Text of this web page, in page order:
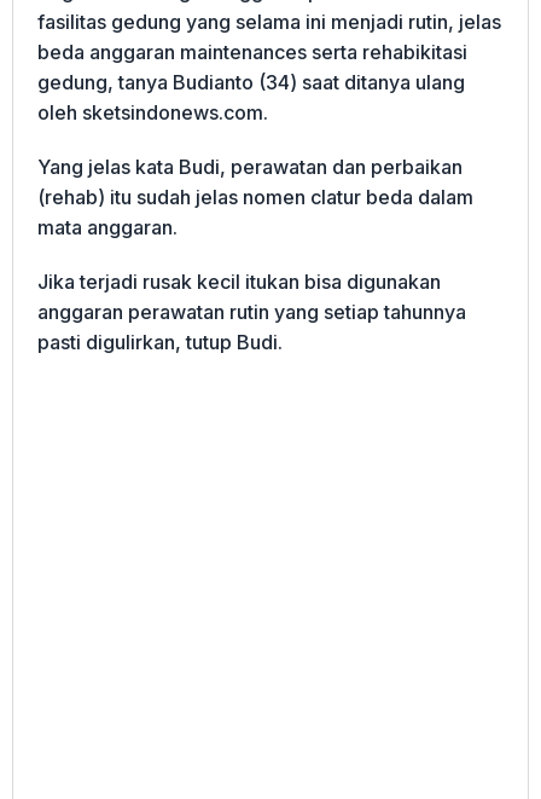
fasilitas gedung yang selama ini menjadi rutin, jelas
beda anggaran maintenances serta rehabikitasi
gedung, tanya Budianto (34) saat ditanya ulang
oleh sketsindonews.com.
Yang jelas kata Budi, perawatan dan perbaikan
(rehab) itu sudah jelas nomen clatur beda dalam
mata anggaran.
Jika terjadi rusak kecil itukan bisa digunakan
anggaran perawatan rutin yang setiap tahunnya
pasti digulirkan, tutup Budi.